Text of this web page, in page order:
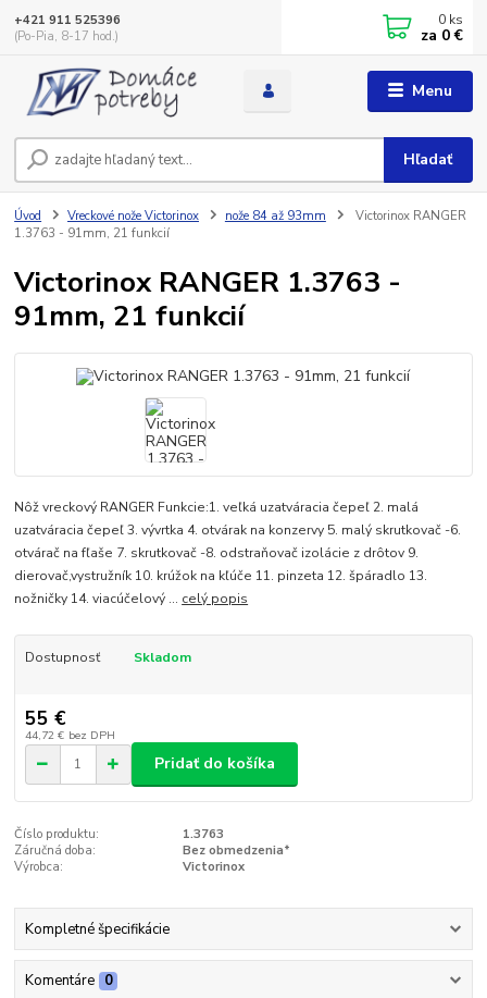
Menu
Hľadať
+421 911 525396
(Po-Pia, 8-17 hod.)
0 ks
za 0 €
Úvod Vreckové nože Victorinox nože 84 až 93mm
Victorinox RANGER
1.3763 - 91mm, 21 funkcií
Victorinox RANGER 1.3763 -
91mm, 21 funkcií
Nôž vreckový RANGER Funkcie:1. veľká uzatváracia čepeľ 2. malá
uzatváracia čepeľ 3. vývrtka 4. otvárak na konzervy 5. malý skrutkovač -6.
otvárač na fľaše 7. skrutkovač -8. odstraňovač izolácie z drôtov 9.
dierovač,vystružník 10. krúžok na kľúče 11. pinzeta 12. špáradlo 13.
nožničky 14. viacúčelový ... celý popis
Dostupnosť Skladom
55 €
44,72 € bez DPH
Pridať do košíka
Číslo produktu:
1.3763
Záručná doba:
Bez obmedzenia*
Výrobca:
Victorinox
Kompletné špecifikácie
Komentáre 0